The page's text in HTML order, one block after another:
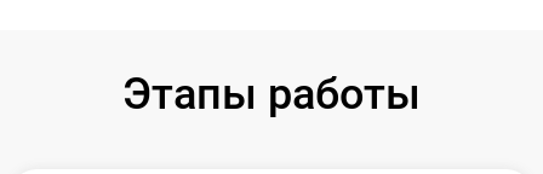
Этапы работы